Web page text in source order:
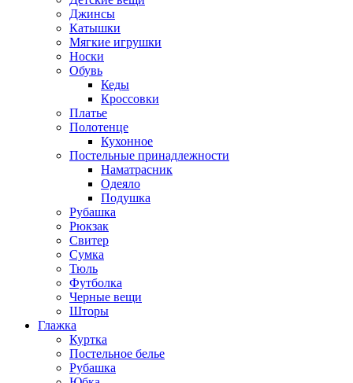
Джинсы
Катышки
Мягкие игрушки
Носки
Обувь
Кеды
Кроссовки
Платье
Полотенце
Кухонное
Постельные принадлежности
Наматрасник
Одеяло
Подушка
Рубашка
Рюкзак
Свитер
Сумка
Тюль
Футболка
Черные вещи
Шторы
Глажка
Куртка
Постельное белье
Рубашка